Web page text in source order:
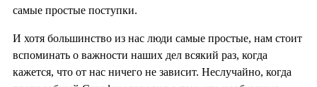
самые простые поступки.
И хотя большинство из нас люди самые простые, нам стоит
вспоминать о важности наших дел всякий раз, когда
кажется, что от нас ничего не зависит. Неслучайно, когда